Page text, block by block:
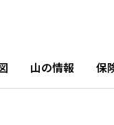
山の情報 保